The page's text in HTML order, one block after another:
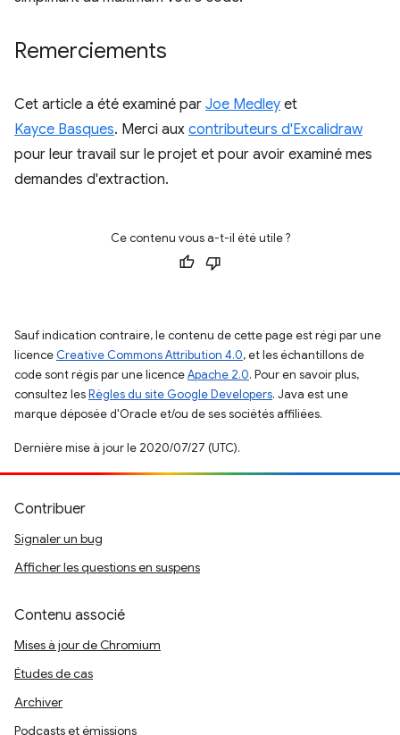
Remerciements
Cet article a été examiné par Joe Medley et
Kayce Basques. Merci aux contributeurs d'Excalidraw
pour leur travail sur le projet et pour avoir examiné mes
demandes d'extraction.
Ce contenu vous a-t-il été utile ?
Sauf indication contraire, le contenu de cette page est régi par une
licence Creative Commons Attribution 4.0, et les échantillons de
code sont régis par une licenceApache 2.0. Pour en savoir plus,
consultez lesRègles du site Google Developers. Java est une
marque déposée d'Oracle et/ou de ses sociétés affiliées.
Dernière mise à jour le 2020/07/27 (UTC).
Contribuer
Signaler un bug
Afficher les questions en suspens
Contenu associé
Mises à jour de Chromium
Études de cas
Archiver
Podcasts et émissions